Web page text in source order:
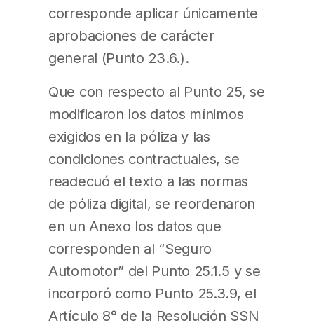
corresponde aplicar únicamente
aprobaciones de carácter
general (Punto 23.6.).
Que con respecto al Punto 25, se
modificaron los datos mínimos
exigidos en la póliza y las
condiciones contractuales, se
readecuó el texto a las normas
de póliza digital, se reordenaron
en un Anexo los datos que
corresponden al “Seguro
Automotor” del Punto 25.1.5 y se
incorporó como Punto 25.3.9, el
Artículo 8° de la Resolución SSN